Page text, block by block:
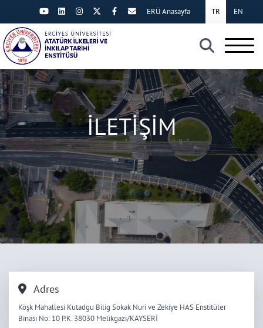
×
TR EN
ERÜ Anasayfa
İLETİŞİM
Adres
Köşk Mahallesi Kutadgu Bilig Sokak Nuri ve Zekiye HAS Enstitüler
Binası No: 10 P.K. 38030 Melikgazi/KAYSERİ